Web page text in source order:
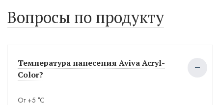
Вопросы по продукту
Температура нанесения Aviva Acryl-
Color?
От +5 °С